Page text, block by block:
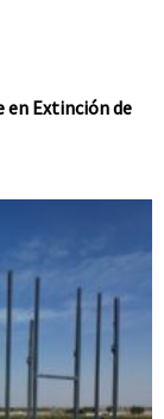
en Extinción de